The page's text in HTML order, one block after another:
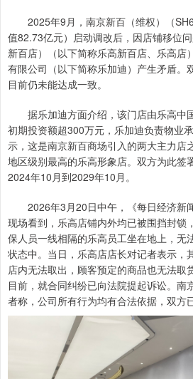
2025年9月，南京新百（维权）（
值82.73亿元）启动调改后，因店铺移位
新百店）（以下简称乐高新百店、乐高店
有限公司（以下简称乐加迪）产生矛盾。
目前仍未能达成一致。
据乐加迪方面介绍，该门店由乐高中
初期投资额超300万元，乐加迪负责物业
示，这是南京新百商场引入的两大主力店
地区级别最高的乐高形象店。双方为此签
2024年10月到2029年10月。
2026年3月20日中午，《每日经济新
现场看到，乐高店铺内外均已被围挡封锁
保人员一线相隔的乐高员工坐在地上，无
状态中。当日，乐高店店长对记者表示，
店内无法取出，顾客预定的商品也无法取
目前，就合同纠纷已向法院提起诉讼。南
者称，公司所有行为均有合法依据，双方